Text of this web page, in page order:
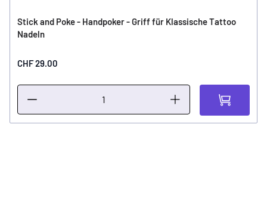
Stick and Poke - Handpoker - Griff für Klassische Tattoo
Nadeln
CHF 29.00